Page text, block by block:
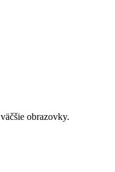
obrazovky.